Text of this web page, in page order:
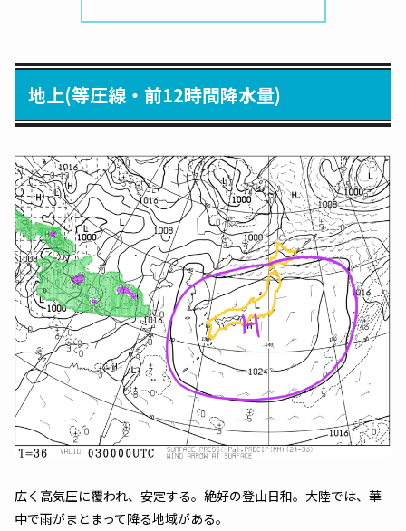
地上(等圧線・前12時間降水量)
広く高気圧に覆われ、安定する。絶好の登山日和。大陸では、華
中で雨がまとまって降る地域がある。